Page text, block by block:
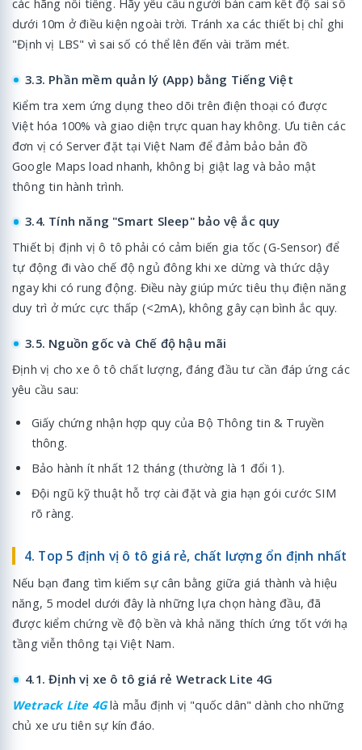
các hãng nổi tiếng. Hãy yêu cầu người bán cam kết độ sai số
dưới 10m ở điều kiện ngoài trời. Tránh xa các thiết bị chỉ ghi
"Định vị LBS" vì sai số có thể lên đến vài trăm mét.
3.3. Phần mềm quản lý (App) bằng Tiếng Việt
Kiểm tra xem ứng dụng theo dõi trên điện thoại có được
Việt hóa 100% và giao diện trực quan hay không. Ưu tiên các
đơn vị có Server đặt tại Việt Nam để đảm bảo bản đồ
Google Maps load nhanh, không bị giật lag và bảo mật
thông tin hành trình.
3.4. Tính năng "Smart Sleep" bảo vệ ắc quy
Thiết bị định vị ô tô phải có cảm biến gia tốc (G-Sensor) để
tự động đi vào chế độ ngủ đông khi xe dừng và thức dậy
ngay khi có rung động. Điều này giúp mức tiêu thụ điện năng
duy trì ở mức cực thấp (<2mA), không gây cạn bình ắc quy.
3.5. Nguồn gốc và Chế độ hậu mãi
Định vị cho xe ô tô chất lượng, đáng đầu tư cần đáp ứng các
yêu cầu sau:
Giấy chứng nhận hợp quy của Bộ Thông tin & Truyền
thông.
Bảo hành ít nhất 12 tháng (thường là 1 đổi 1).
Đội ngũ kỹ thuật hỗ trợ cài đặt và gia hạn gói cước SIM
rõ ràng.
4. Top 5 định vị ô tô giá rẻ, chất lượng ổn định nhất
Nếu bạn đang tìm kiếm sự cân bằng giữa giá thành và hiệu
năng, 5 model dưới đây là những lựa chọn hàng đầu, đã
được kiểm chứng về độ bền và khả năng thích ứng tốt với hạ
tầng viễn thông tại Việt Nam.
4.1. Định vị xe ô tô giá rẻ Wetrack Lite 4G
Wetrack Lite 4Glà mẫu định vị "quốc dân" dành cho những
chủ xe ưu tiên sự kín đáo.